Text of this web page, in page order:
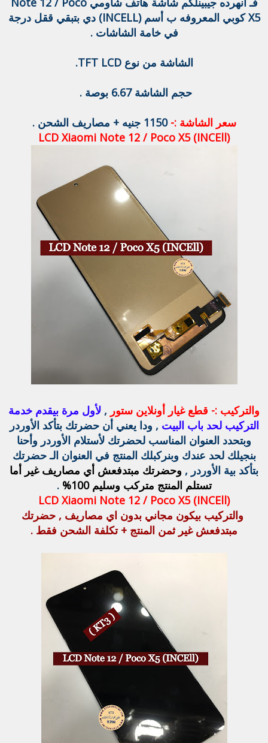
X5 كوبي المعروفه ب أسم (INCELL) دي بتبقي ققل درجة
في خامة الشاشات .
الشاشة من نوع TFT LCD.
حجم الشاشة 6.67 بوصة .
سعر الشاشة :-1150 جنيه + مصاريف الشحن .
LCD Xiaomi Note 12 / Poco X5 (INCEll)
والتركيب :- قطع غيار أونلاين ستور , لأول مرة بيقدم خدمة
التركيب لحد باب البيت , ودا يعني أن حضرتك بتأكد الأوردر
وبتحدد العنوان المناسب لحضرتك لأستلام الأوردر وأحنا
بنجيلك لحد عندك وبنركبلك المنتج في العنوان الـ حضرتك
بتأكد بية الأوردر , وحضرتك مبتدفعش أي مصاريف غير أما
تستلم المنتج متركب وسليم 100%
.
LCD Xiaomi Note 12 / Poco X5 (INCEll)
والتركيب بيكون مجاني بدون اي مصاريف , حضرتك
مبتدفعش غير ثمن المنتج + تكلفة الشحن فقط .